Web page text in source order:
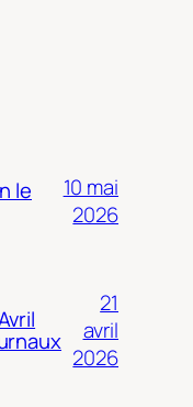
le
10 mai
2026
21
avril
2026